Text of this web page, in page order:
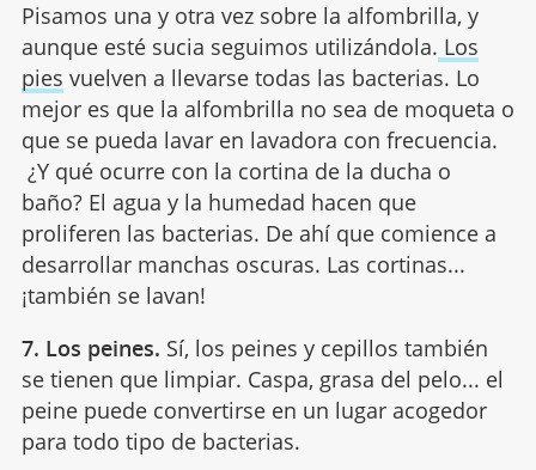
Pisamos una y otra vez sobre la alfombrilla, y
aunque esté sucia seguimos utilizándola. Los
pies vuelven a llevarse todas las bacterias. Lo
mejor es que la alfombrilla no sea de moqueta o
que se pueda lavar en lavadora con frecuencia.
¿Y qué ocurre con la cortina de la ducha o
baño? El agua y la humedad hacen que
proliferen las bacterias. De ahí que comience a
desarrollar manchas oscuras. Las cortinas...
¡también se lavan!
7. Los peines. Sí, los peines y cepillos también
se tienen que limpiar. Caspa, grasa del pelo... el
peine puede convertirse en un lugar acogedor
para todo tipo de bacterias.